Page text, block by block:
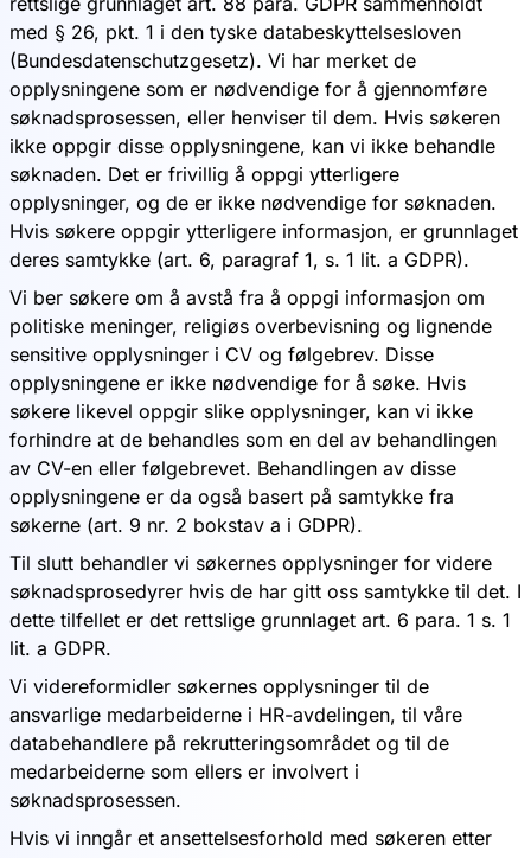
med § 26, pkt. 1 i den tyske databeskyttelsesloven
(Bundesdatenschutzgesetz). Vi har merket de
opplysningene som er nødvendige for å gjennomføre
søknadsprosessen, eller henviser til dem. Hvis søkeren
ikke oppgir disse opplysningene, kan vi ikke behandle
søknaden. Det er frivillig å oppgi ytterligere
opplysninger, og de er ikke nødvendige for søknaden.
Hvis søkere oppgir ytterligere informasjon, er grunnlaget
deres samtykke (art. 6, paragraf 1, s. 1 lit. a GDPR).
Vi ber søkere om å avstå fra å oppgi informasjon om
politiske meninger, religiøs overbevisning og lignende
sensitive opplysninger i CV og følgebrev. Disse
opplysningene er ikke nødvendige for å søke. Hvis
søkere likevel oppgir slike opplysninger, kan vi ikke
forhindre at de behandles som en del av behandlingen
av CV-en eller følgebrevet. Behandlingen av disse
opplysningene er da også basert på samtykke fra
søkerne (art. 9 nr. 2 bokstav a i GDPR).
Til slutt behandler vi søkernes opplysninger for videre
søknadsprosedyrer hvis de har gitt oss samtykke til det. I
dette tilfellet er det rettslige grunnlaget art. 6 para. 1 s. 1
lit. a GDPR.
Vi videreformidler søkernes opplysninger til de
ansvarlige medarbeiderne i HR-avdelingen, til våre
databehandlere på rekrutteringsområdet og til de
medarbeiderne som ellers er involvert i
søknadsprosessen.
Hvis vi inngår et ansettelsesforhold med søkeren etter